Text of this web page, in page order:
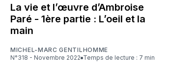
La vie et l’œuvre d’Ambroise
Paré - 1ère partie : L’oeil et la
main
MICHEL-MARC GENTILHOMME
N°318 - Novembre 2022
Temps de lecture : 7 min